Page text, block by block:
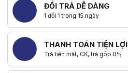
ĐỔI TRẢ DỄ DÀNG
1 đổi 1 trong 15 ngày
THANH TOÁN TIỆN LỢI
Trả tiền mặt, CK, trả góp 0%